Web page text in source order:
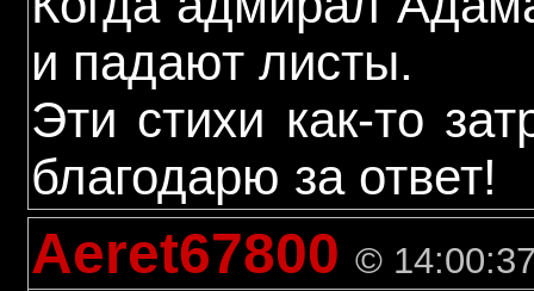
и падают листы.
Эти стихи как-то
благодарю за ответ!
Aeret67800 ©